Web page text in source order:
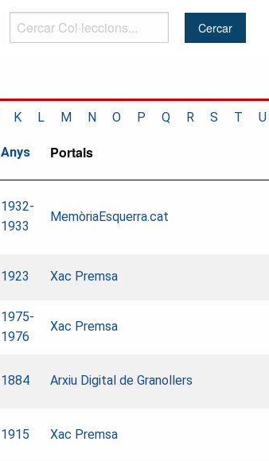
Cercar
Col·leccions...
K L M N O P Q R S T U
Anys Portals
1932-
1933
MemòriaEsquerra.cat
1923 Xac Premsa
1975-
1976
Xac Premsa
1884 Arxiu Digital de Granollers
1915 Xac Premsa